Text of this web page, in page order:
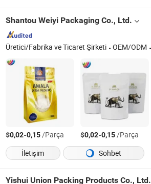
Shantou Weiyi Packaging Co., Ltd.
Üretici/Fabrika ve Ticaret Şirketi OEM/ODM
$0,02-0,15/Parça $0,02-0,15/Parça
İletişim
Sohbet
Yishui Union Packing Products Co., Ltd.